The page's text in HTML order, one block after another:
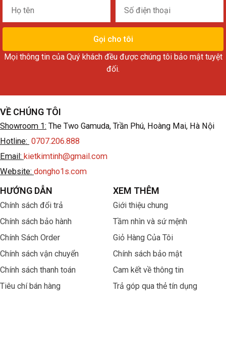
Họ
tên
điện
thoại
Gọi cho tôi
Mọi thông tin của Quý khách đều được chúng tôi bảo mật tuyệt
đối.
VỀ CHÚNG TÔI
Showroom 1: The Two Gamuda, Trần Phú, Hoàng Mai, Hà Nội
Hotline: 0707.206.888
Email: kietkimtinh@gmail.com
Website: dongho1s.com
HƯỚNG DẪN
Chính sách đổi trả
Chính sách bảo hành
Chính Sách Order
Chính sách vận chuyển
Chính sách thanh toán
Tiêu chí bán hàng
XEM THÊM
Giới thiệu chung
Tầm nhìn và sứ mệnh
Giỏ Hàng Của Tôi
Chính sách bảo mật
Cam kết về thông tin
Trả góp qua thẻ tín dụng